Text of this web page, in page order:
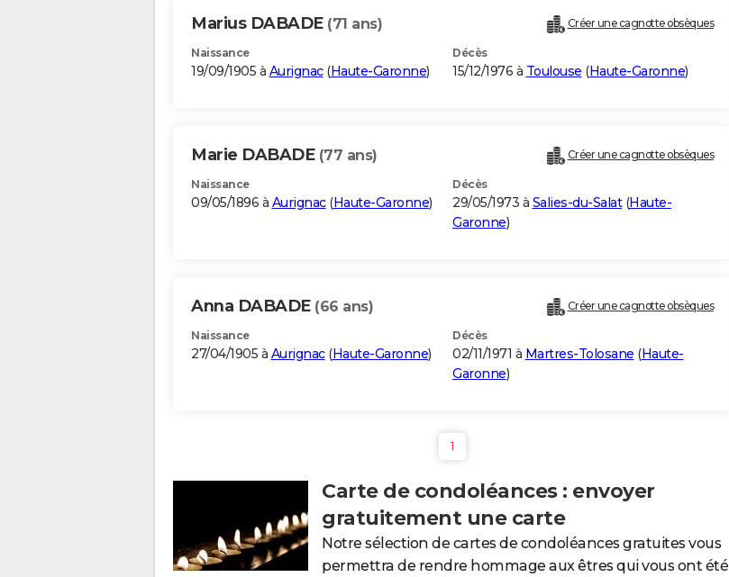
Marius DABADE (71 ans) Créer une cagnotte obsèques
Naissance
19/09/1905 à Aurignac(Haute-Garonne)
Décès
15/12/1976 à Toulouse (Haute-Garonne)
Marie DABADE (77 ans) Créer une cagnotte obsèques
Naissance
09/05/1896 à Aurignac(Haute-Garonne)
Décès
29/05/1973 à Salies-du-Salat(Haute-
Garonne)
Anna DABADE (66 ans) Créer une cagnotte obsèques
Naissance
27/04/1905 à Aurignac(Haute-Garonne)
Décès
02/11/1971 à Martres-Tolosane (Haute-
Garonne)
1
Carte de condoléances : envoyer
gratuitement une carte
Notre sélection de cartes de condoléances gratuites vous
permettra de rendre hommage aux êtres qui vous ont été